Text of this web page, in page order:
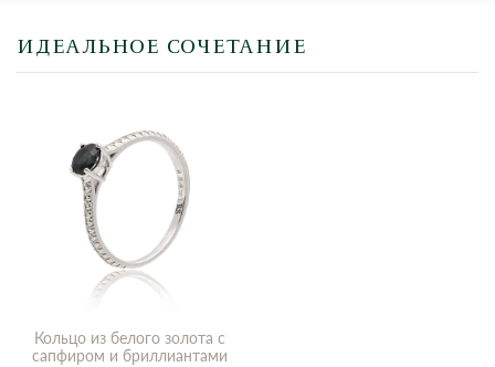
ИДЕАЛЬНОЕ СОЧЕТАНИЕ
Кольцо из белого золота с
сапфиром и бриллиантами